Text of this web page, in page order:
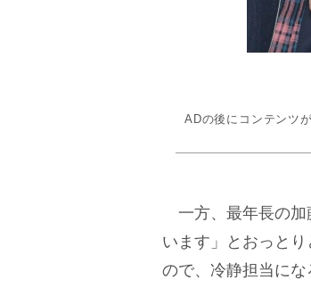
ADの後にコンテンツ
一方、最年長の加
います」とおっと
ので、冷静担当に